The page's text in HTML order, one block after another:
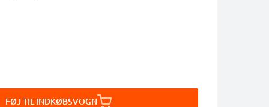
FØJ TIL INDKØBSVOGN